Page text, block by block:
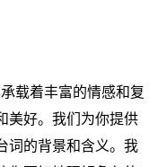
载着丰富的情感和复
美好。我们为你提供
词的背景和含义。我